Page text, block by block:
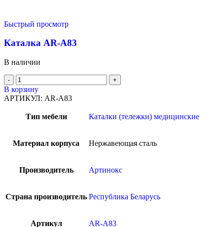
Быстрый просмотр
Каталка AR-A83
В наличии
В корзину
АРТИКУЛ: AR-A83
Тип мебели Каталки (тележки) медицинские
Материал корпуса Нержавеющая сталь
Производитель Артинокс
Страна производитель Республика Беларусь
Артикул AR-A83